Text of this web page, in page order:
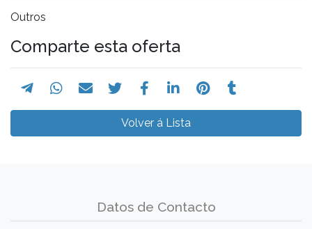
Outros
Comparte esta oferta
Volver á Lista
Datos de Contacto